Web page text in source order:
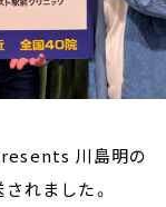
川島明の
れました。